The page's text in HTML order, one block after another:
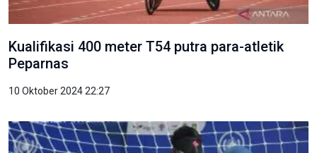
Kualifikasi 400 meter T54 putra para-atletik
Peparnas
10 Oktober 2024 22:27